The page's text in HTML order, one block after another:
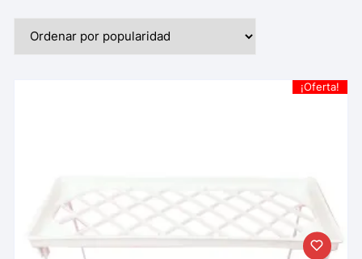
¡Oferta!